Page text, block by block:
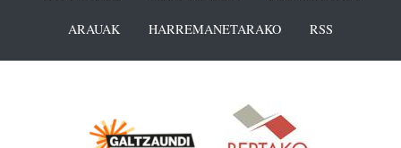
ARAUAK
HARREMANETARAKO RSS